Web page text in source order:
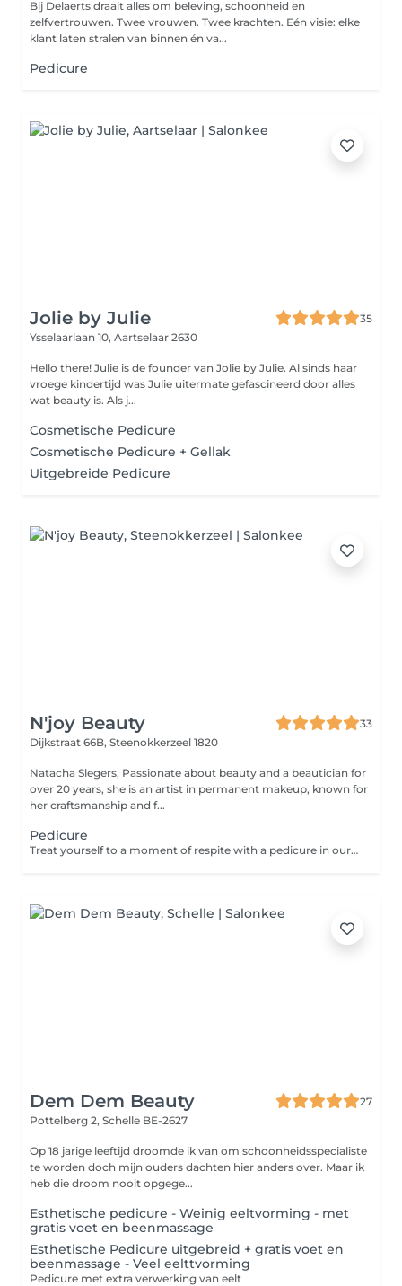
Bij Delaerts draait alles om beleving, schoonheid en
zelfvertrouwen. Twee vrouwen. Twee krachten. Eén visie: elke
klant laten stralen van binnen én va...
Pedicure
Jolie by Julie
35
Ysselaarlaan 10, Aartselaar 2630
Hello there! Julie is de founder van Jolie by Julie. Al sinds haar
vroege kindertijd was Julie uitermate gefascineerd door alles
wat beauty is. Als j...
Cosmetische Pedicure
Cosmetische Pedicure + Gellak
Uitgebreide Pedicure
N'joy Beauty
33
Dijkstraat 66B, Steenokkerzeel 1820
Natacha Slegers, Passionate about beauty and a beautician for
over 20 years, she is an artist in permanent makeup, known for
her craftsmanship and f...
Pedicure
Treat yourself to a moment of respite with a pedicure in our pedicure spa: This treatment includes: A foot bath with eucalyptus black soap, Careful filing of your nails, Gentle removal of cuticles using black soap. Relaxing massage with shea butter. After this treatment, you will walk on small air
Dem Dem Beauty
27
Pottelberg 2, Schelle BE-2627
Op 18 jarige leeftijd droomde ik van om schoonheidsspecialiste
te worden doch mijn ouders dachten hier anders over. Maar ik
heb die droom nooit opgege...
Esthetische pedicure - Weinig eeltvorming - met
gratis voet en beenmassage
Esthetische Pedicure uitgebreid + gratis voet en
beenmassage - Veel eelttvorming
Pedicure met extra verwerking van eelt